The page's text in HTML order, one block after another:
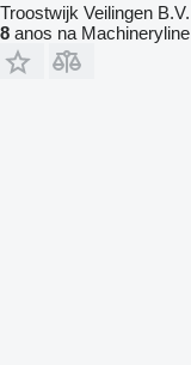
Troostwijk Veilingen B.V.
8 anos na Machineryline